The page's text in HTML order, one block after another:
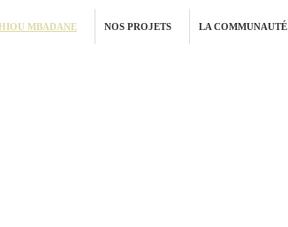
MBADANE NOS PROJETS LA COMMUNAUTÉ